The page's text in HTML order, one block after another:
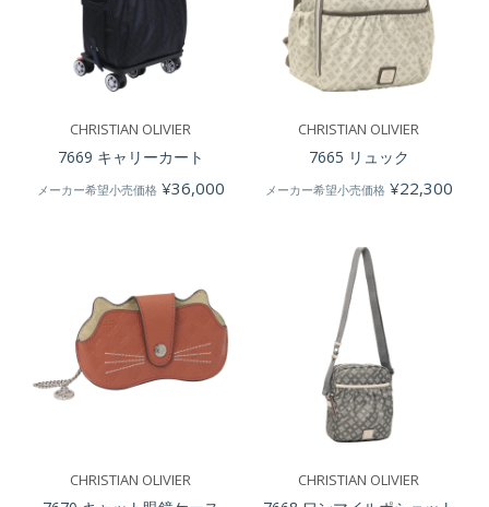
CHRISTIAN OLIVIER
7669 キャリーカート
メーカー希望小売価格 ¥36,000
CHRISTIAN OLIVIER
7665 リュック
メーカー希望小売価格 ¥22,300
CHRISTIAN OLIVIER CHRISTIAN OLIVIER